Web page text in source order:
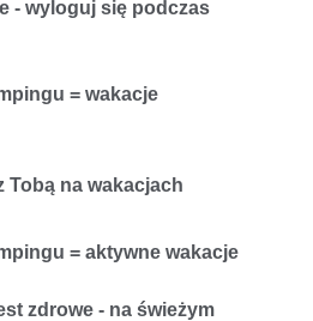
- wyloguj się podczas
= wakacje
Tobą na wakacjach
= aktywne wakacje
zdrowe - na świeżym